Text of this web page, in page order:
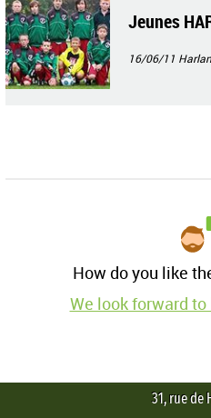
Jeunes
16/06/11
How do you like
We look forward
31, rue de